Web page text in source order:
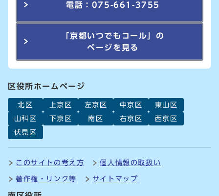
電話：075-661-3755
「京都いつでもコール」の
ページを見る
区役所ホームページ
北区 上京区 左京区 中京区
東山区
山科区
下京区 南区 右京区
西京区
伏見区
このサイトの考え方 個人情報の取扱い
著作権・リンク等 サイトマップ